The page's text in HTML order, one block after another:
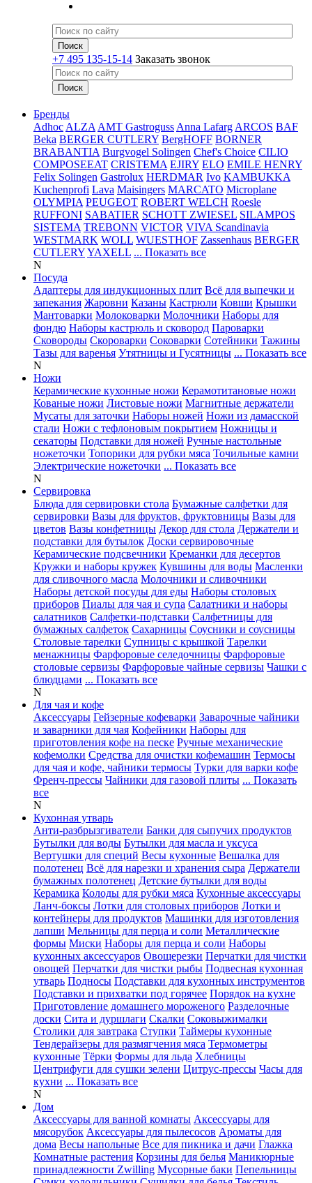
+7 495 135-15-14 Заказать звонок
Бренды
Adhoc ALZA AMT Gastroguss Anna Lafarg ARCOS BAF
Beka BERGER CUTLERY BergHOFF BORNER
BRABANTIA Burgvogel Solingen Chef's Choice CILIO
COMPOSEEAT CRISTEMA EJIRY ELO EMILE HENRY
Felix Solingen Gastrolux HERDMAR Ivo KAMBUKKA
Kuchenprofi Lava Maisingers MARCATO Microplane
OLYMPIA PEUGEOT ROBERT WELCH Roesle
RUFFONI SABATIER SCHOTT ZWIESEL SILAMPOS
SISTEMA TREBONN VICTOR VIVA Scandinavia
WESTMARK WOLL WUESTHOF Zassenhaus BERGER
CUTLERYYAXELL ... Показать все
N
Посуда
Адаптеры для индукционных плит Всё для выпечки и
запекания Жаровни Казаны Кастрюли Ковши Крышки
Мантоварки Молоковарки Молочники Наборы для
фондю Наборы кастрюль и сковород Пароварки
Сковороды Скороварки Соковарки Сотейники Тажины
Тазы для варенья Утятницы и Гусятницы ... Показать все
N
Ножи
Керамические кухонные ножи Керамотитановые ножи
Кованые ножи Листовые ножи Магнитные держатели
Мусаты для заточки Наборы ножей Ножи из дамасской
стали Ножи с тефлоновым покрытием Ножницы и
секаторы Подставки для ножей Ручные настольные
ножеточки Топорики для рубки мяса Точильные камни
Электрические ножеточки ... Показать все
N
Сервировка
Блюда для сервировки стола Бумажные салфетки для
сервировки Вазы для фруктов, фруктовницы Вазы для
цветов Вазы конфетницы Декор для стола Держатели и
подставки для бутылок Доски сервировочные
Керамические подсвечники Креманки для десертов
Кружки и наборы кружек Кувшины для воды Масленки
для сливочного масла Молочники и сливочники
Наборы детской посуды для еды Наборы столовых
приборов Пиалы для чая и супа Салатники и наборы
салатников Салфетки-подставки Салфетницы для
бумажных салфеток Сахарницы Соусники и соусницы
Столовые тарелки Супницы с крышкой Тарелки
менажницы Фарфоровые селедочницы Фарфоровые
столовые сервизы Фарфоровые чайные сервизы Чашки с
блюдцами ... Показать все
N
Для чая и кофе
Аксессуары Гейзерные кофеварки Заварочные чайники
и заварники для чая Кофейники Наборы для
приготовления кофе на песке Ручные механические
кофемолки Средства для очистки кофемашин Термосы
для чая и кофе, чайники термосы Турки для варки кофе
Френч-прессы Чайники для газовой плиты ... Показать
все
N
Кухонная утварь
Анти-разбрызгиватели Банки для сыпучих продуктов
Бутылки для воды Бутылки для масла и уксуса
Вертушки для специй Весы кухонные Вешалка для
полотенец Всё для нарезки и хранения сыра Держатели
бумажных полотенец Детские бутылки для воды
Керамика Колоды для рубки мяса Кухонные аксессуары
Ланч-боксы Лотки для столовых приборов Лотки и
контейнеры для продуктов Машинки для изготовления
лапши Мельницы для перца и соли Металлические
формы Миски Наборы для перца и соли Наборы
кухонных аксессуаров Овощерезки Перчатки для чистки
овощей Перчатки для чистки рыбы Подвесная кухонная
утварь Подносы Подставки для кухонных инструментов
Подставки и прихватки под горячее Порядок на кухне
Приготовление домашнего мороженого Разделочные
доски Сита и дуршлаги Скалки Соковыжималки
Столики для завтрака Ступки Таймеры кухонные
Тендерайзеры для размягчения мяса Термометры
кухонные Тёрки Формы для льда Хлебницы
Центрифуги для сушки зелени Цитрус-прессы Часы для
кухни ... Показать все
N
Дом
Аксессуары для ванной комнаты Аксессуары для
мясорубок Аксессуары для пылесосов Ароматы для
дома Весы напольные Все для пикника и дачи Глажка
Комнатные растения Корзины для белья Маникюрные
принадлежности Zwilling Мусорные баки Пепельницы